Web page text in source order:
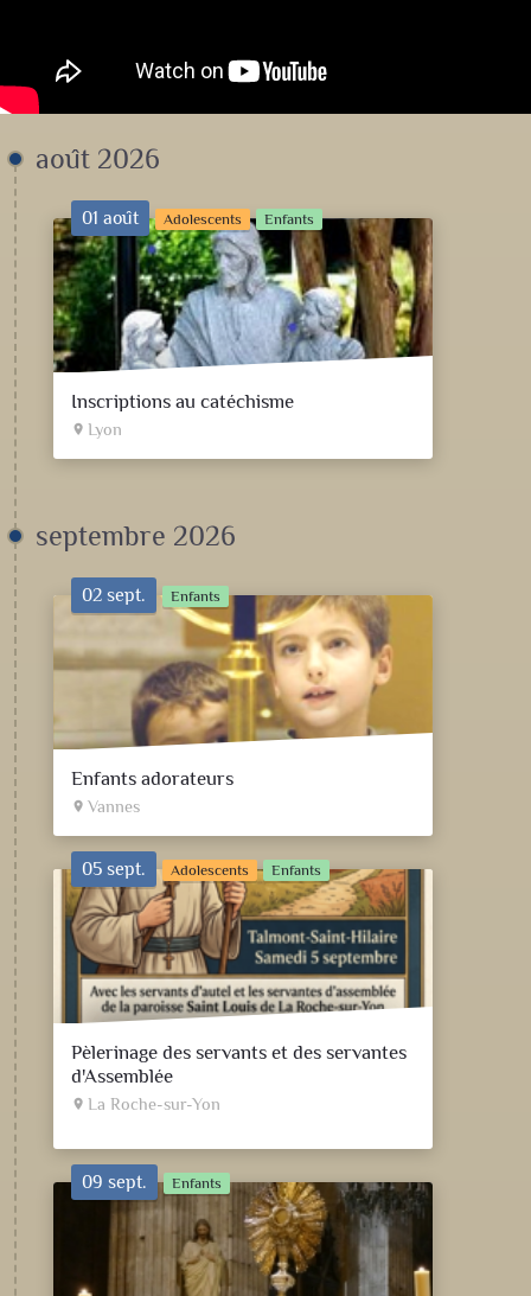
août 2026
01 août Adolescents Enfants
Inscriptions au catéchisme
place Lyon
septembre 2026
02 sept. Enfants
Enfants adorateurs
place Vannes
05 sept. Adolescents Enfants
Pèlerinage des servants et des servantes
d'Assemblée
place La Roche-sur-Yon
09 sept. Enfants